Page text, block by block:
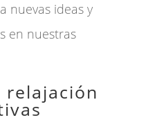
nuevas ideas y
en nuestras
relajación